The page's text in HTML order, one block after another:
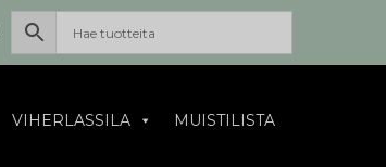
VIHERLASSILA MUISTILISTA